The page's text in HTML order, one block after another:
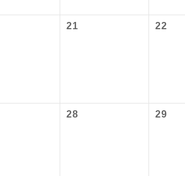
21 22
28 29
温泉地にも宿泊するコースです。